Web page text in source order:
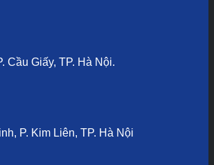
Cầu Giấy, TP. Hà Nội.
P. Kim Liên, TP. Hà Nội